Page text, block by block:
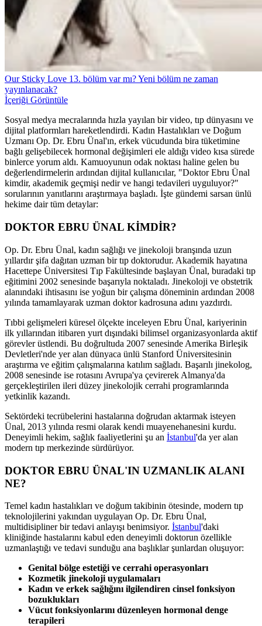
Our Sticky Love 13. bölüm var mı? Yeni bölüm ne zaman
yayınlanacak?
İçeriği Görüntüle
Sosyal medya mecralarında hızla yayılan bir video, tıp dünyasını ve
dijital platformları hareketlendirdi. Kadın Hastalıkları ve Doğum
Uzmanı Op. Dr. Ebru Ünal'ın, erkek vücudunda bira tüketimine
bağlı gelişebilecek hormonal değişimleri ele aldığı video kısa sürede
binlerce yorum aldı. Kamuoyunun odak noktası haline gelen bu
değerlendirmelerin ardından dijital kullanıcılar, "Doktor Ebru Ünal
kimdir, akademik geçmişi nedir ve hangi tedavileri uyguluyor?"
sorularının yanıtlarını araştırmaya başladı. İşte gündemi sarsan ünlü
hekime dair tüm detaylar:
DOKTOR EBRU ÜNAL KİMDİR?
Op. Dr. Ebru Ünal, kadın sağlığı ve jinekoloji branşında uzun
yıllardır şifa dağıtan uzman bir tıp doktorudur. Akademik hayatına
Hacettepe Üniversitesi Tıp Fakültesinde başlayan Ünal, buradaki tıp
eğitimini 2002 senesinde başarıyla noktaladı. Jinekoloji ve obstetrik
alanındaki ihtisasını ise yoğun bir çalışma döneminin ardından 2008
yılında tamamlayarak uzman doktor kadrosuna adını yazdırdı.
Tıbbi gelişmeleri küresel ölçekte inceleyen Ebru Ünal, kariyerinin
ilk yıllarından itibaren yurt dışındaki bilimsel organizasyonlarda aktif
görevler üstlendi. Bu doğrultuda 2007 senesinde Amerika Birleşik
Devletleri'nde yer alan dünyaca ünlü Stanford Üniversitesinin
araştırma ve eğitim çalışmalarına katılım sağladı. Başarılı jinekolog,
2008 senesinde ise rotasını Avrupa'ya çevirerek Almanya'da
gerçekleştirilen ileri düzey jinekolojik cerrahi programlarında
yetkinlik kazandı.
Sektördeki tecrübelerini hastalarına doğrudan aktarmak isteyen
Ünal, 2013 yılında resmi olarak kendi muayenehanesini kurdu.
Deneyimli hekim, sağlık faaliyetlerini şu an İstanbul'da yer alan
modern tıp merkezinde sürdürüyor.
DOKTOR EBRU ÜNAL'IN UZMANLIK ALANI
NE?
Temel kadın hastalıkları ve doğum takibinin ötesinde, modern tıp
teknolojilerini yakından uygulayan Op. Dr. Ebru Ünal,
multidisipliner bir tedavi anlayışı benimsiyor. İstanbul'daki
kliniğinde hastalarını kabul eden deneyimli doktorun özellikle
uzmanlaştığı ve tedavi sunduğu ana başlıklar şunlardan oluşuyor:
Genital bölge estetiği ve cerrahi operasyonları
Kozmetik jinekoloji uygulamaları
Kadın ve erkek sağlığını ilgilendiren cinsel fonksiyon
bozuklukları
Vücut fonksiyonlarını düzenleyen hormonal denge
terapileri